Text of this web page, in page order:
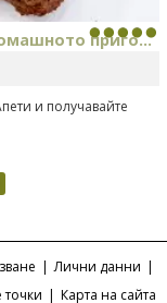
приго...
на изцяло нов
и получавайте
| Лични данни |
точки | Карта на сайта